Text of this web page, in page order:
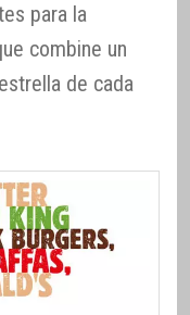
para la
combine un
de cada